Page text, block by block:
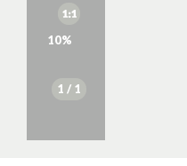
10%
1 / 1